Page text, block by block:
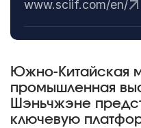
www.sciif.com/en/
Южно-Китайская
промышленная
Шэньчжэне
ключевую